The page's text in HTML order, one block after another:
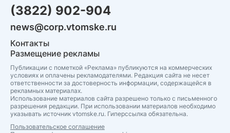
(3822) 902-904
news@corp.vtomske.ru
Контакты
Размещение рекламы
Публикации с пометкой «Реклама» публикуются на коммерческих
условиях и оплачены рекламодателями. Редакция сайта не несет
ответственности за достоверность информации, содержащейся в
рекламных материалах.
Использование материалов сайта разрешено только с письменного
разрешения редакции. При использовании материалов необходимо
указывать источник vtomske.ru. Гиперссылка обязательна.
Пользовательское соглашение